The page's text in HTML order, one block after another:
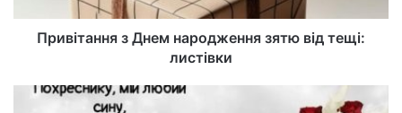
Привітання з Днем народження зятю від тещі:
листівки